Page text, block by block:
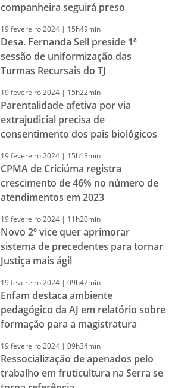
companheira seguirá preso
19fevereiro2024 | 15h49min
Desa. Fernanda Sell preside 1ª
sessão de uniformização das
Turmas Recursais do TJ
19fevereiro2024 | 15h22min
Parentalidade afetiva por via
extrajudicial precisa de
consentimento dos pais biológicos
19fevereiro2024 | 15h13min
CPMA de Criciúma registra
crescimento de 46% no número de
atendimentos em 2023
19fevereiro2024 | 11h20min
Novo 2º vice quer aprimorar
sistema de precedentes para tornar
Justiça mais ágil
19fevereiro2024 | 09h42min
Enfam destaca ambiente
pedagógico da AJ em relatório sobre
formação para a magistratura
19fevereiro2024 | 09h34min
Ressocialização de apenados pelo
trabalho em fruticultura na Serra se